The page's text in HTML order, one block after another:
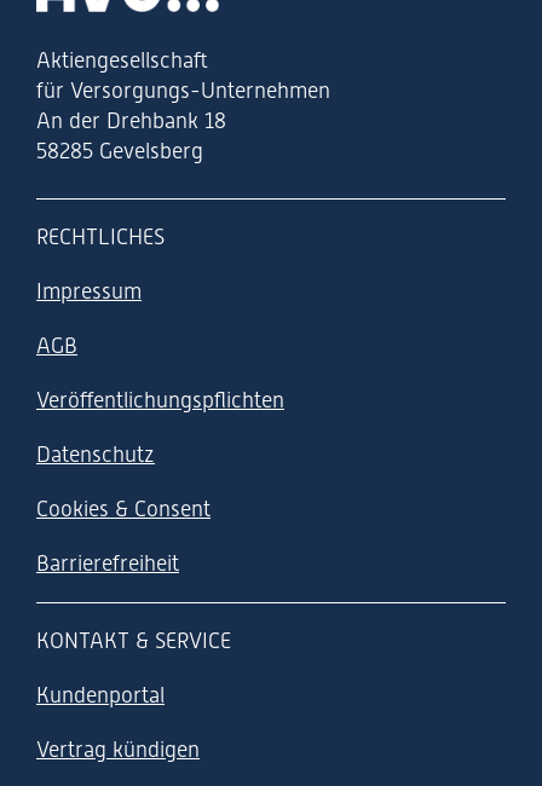
Aktiengesellschaft
für Versorgungs-Unternehmen
An der Drehbank 18
58285 Gevelsberg
RECHTLICHES
Impressum
AGB
Veröffentlichungspflichten
Datenschutz
Cookies & Consent
Barrierefreiheit
KONTAKT & SERVICE
Kundenportal
Vertrag kündigen